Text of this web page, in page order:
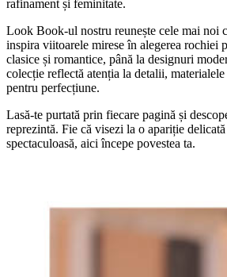
rafinament și feminitate.
Look Book-ul nostru reunește cele mai noi
inspira viitoarele mirese în alegerea rochiei
clasice și romantice, până la designuri
colecție reflectă atenția la detalii,
pentru perfecțiune.
Lasă-te purtată prin fiecare pagină și
reprezintă. Fie că visezi la o apariție delicată
spectaculoasă, aici începe povestea ta.